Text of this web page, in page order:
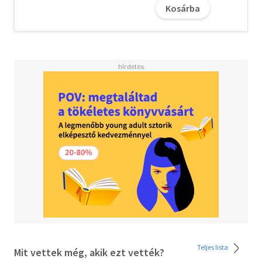
Kosárba
Mit vettek még, akik ezt vették? Teljes lista